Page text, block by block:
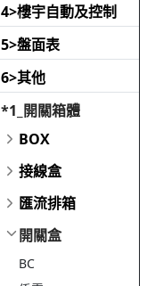
4>樓宇自動及控制
5>盤面表
6>其他
*1_開關箱體
BOX
接線盒
匯流排箱
開關盒
BC